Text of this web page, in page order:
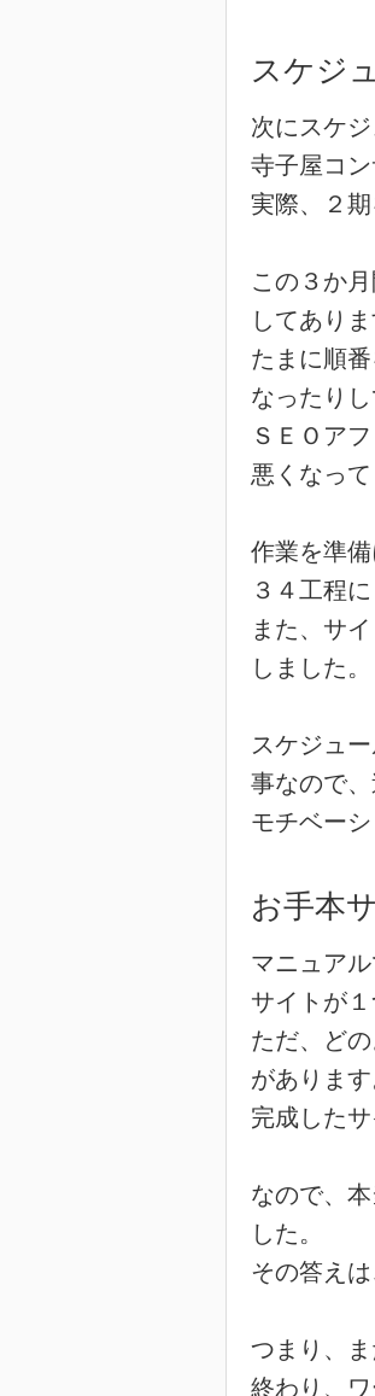
スケジ
次にスケ
寺子屋コ
実際、２
この３か
してありま
たまに順
なったり
ＳＥＯア
悪くなって
作業を準
３４工程に
また、サ
しました。
スケジュ
事なので、
モチベー
お手本
マニュア
サイトが１
ただ、ど
があります
完成した
なので、
した。
その答え
つまり、
終わり、